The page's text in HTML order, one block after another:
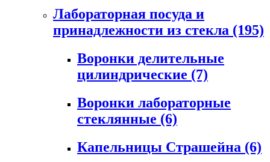
Лабораторная посуда и
принадлежности из стекла (195)
Воронки делительные
цилиндрические (7)
Воронки лабораторные
стеклянные (6)
Капельницы Страшейна (6)